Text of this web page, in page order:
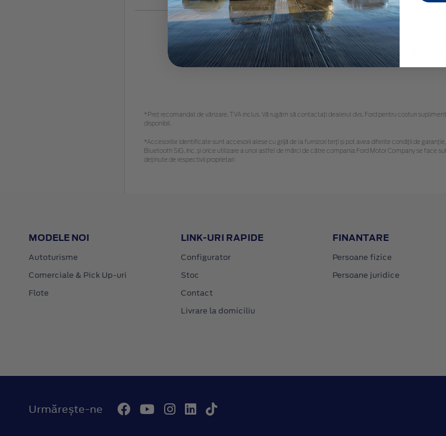
*Preţ recomandat de vânzare, TVA inclus. Vă rugăm să contactaţi dealerul dvs. Ford pentru costuri
disponibil.
*Accesoriile identificate sunt accesorii alese cu grijă de la furnizori terți și pot avea diferite condiții de
Bluetooth SIG, Inc. și orice utilizare a unor astfel de mărci de către compania Ford Motor Company se
deținute de respectivii proprietari
MODELE NOI
Autoturisme
Comerciale & Pick Up-uri
Flote
LINK-URI RAPIDE
Configurator
Stoc
Contact
Livrare la domiciliu
FINANTARE
Persoane fizice
Persoane juridice
Urmărește-ne